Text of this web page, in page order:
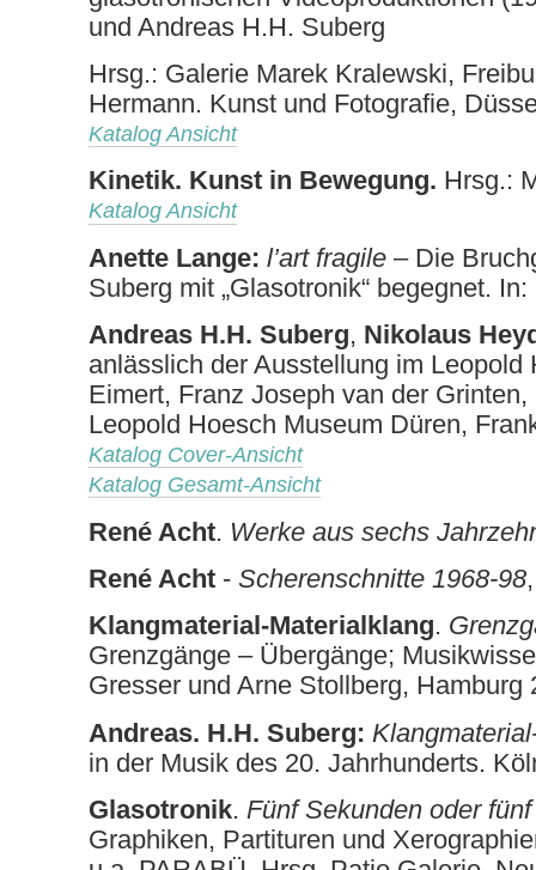
und Andreas H.H. Suberg
Hrsg.: Galerie Marek Kralewski,
Hermann. Kunst und Fotografie,
Katalog Ansicht
Kinetik. Kunst in Bewegung. Hrsg.:
Katalog Ansicht
Anette Lange: l’art fragile – Die
Suberg mit „Glasotronik“ begegnet.
Andreas H.H. Suberg, Nikolaus
anlässlich der Ausstellung im
Eimert, Franz Joseph van der
Leopold Hoesch Museum Düren,
Katalog Cover-Ansicht
Katalog Gesamt-Ansicht
René Acht. Werke aus sechs
René Acht -Scherenschnitte 1968-98
Klangmaterial-Materialklang.
Grenzgänge – Übergänge;
Gresser und Arne Stollberg, Hamburg
Andreas. H.H. Suberg:
in der Musik des 20. Jahrhunderts.
Glasotronik.Fünf Sekunden oder
Graphiken, Partituren und